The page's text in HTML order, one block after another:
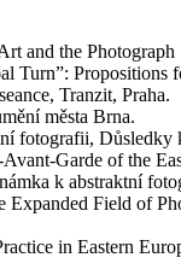
and the
Turn”:
Tranzit, Praha.
města Brna.
fotografii,
Garde of the
k abstraktní
Expanded Field of
in Eastern